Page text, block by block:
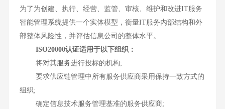
为了为创建、执行、经营、监管、审核、维护和改进IT服务
智能管理系统提供一个实体模型，衡量IT服务内部结构和外
部整体风险性，并评估信息公司的整体水平。
ISO20000认证适用于以下组织：
将对其服务进行投标的机构;
要求供应链管理中所有服务供应商采用保持一致方式的
组织;
确定信息技术服务管理基准的服务供应商;